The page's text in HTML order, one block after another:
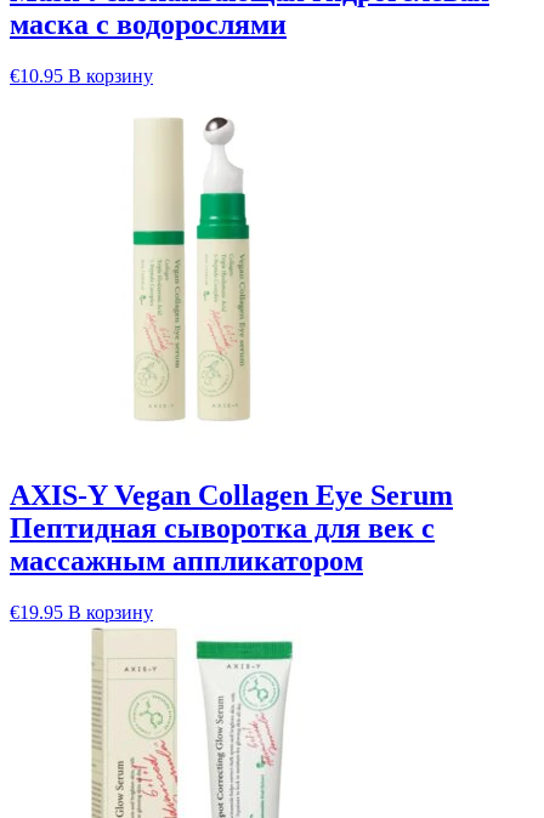
маска с водорослями
€10.95 В корзину
AXIS-Y Vegan Collagen Eye Serum
Пептидная сыворотка для век с
массажным аппликатором
€19.95 В корзину